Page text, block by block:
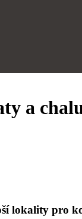
a
lokality pro